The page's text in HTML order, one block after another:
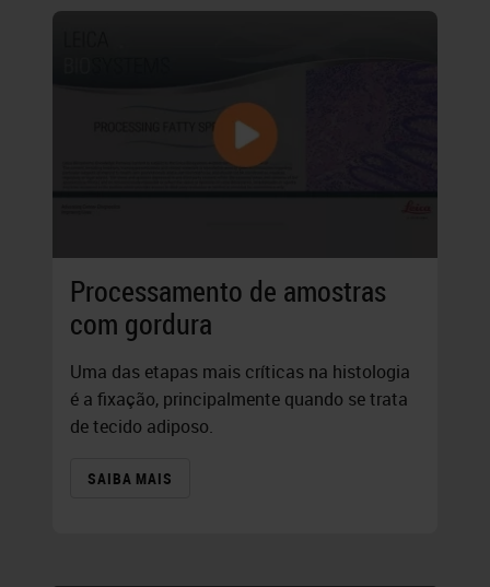
Processamento de amostras
com gordura
Uma das etapas mais críticas na histologia
é a fixação, principalmente quando se trata
de tecido adiposo.
SAIBA MAIS